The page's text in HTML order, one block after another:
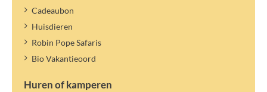
Cadeaubon
Huisdieren
Robin Pope Safaris
Bio Vakantieoord
Huren of kamperen